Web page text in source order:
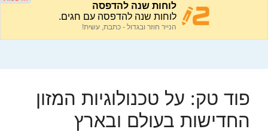
פוד טק: על טכנולוגיות המזון
החדישות בעולם ובארץ